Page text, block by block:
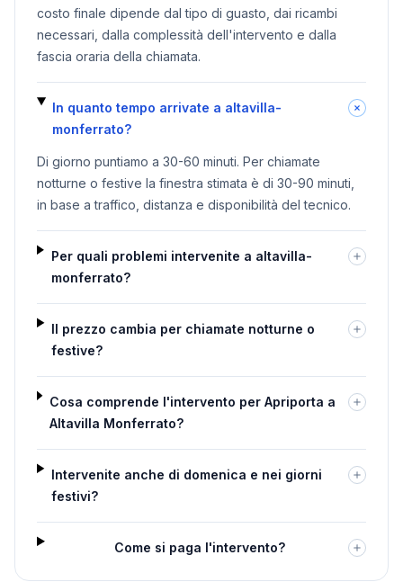
costo finale dipende dal tipo di guasto, dai ricambi
necessari, dalla complessità dell'intervento e dalla
fascia oraria della chiamata.
In quanto tempo arrivate a altavilla-
monferrato?
Di giorno puntiamo a 30-60 minuti. Per chiamate
notturne o festive la finestra stimata è di 30-90 minuti,
in base a traffico, distanza e disponibilità del tecnico.
Per quali problemi intervenite a altavilla-
monferrato?
Il prezzo cambia per chiamate notturne o
festive?
Cosa comprende l'intervento per Apriporta a
Altavilla Monferrato?
Intervenite anche di domenica e nei giorni
festivi?
Come si paga l'intervento?